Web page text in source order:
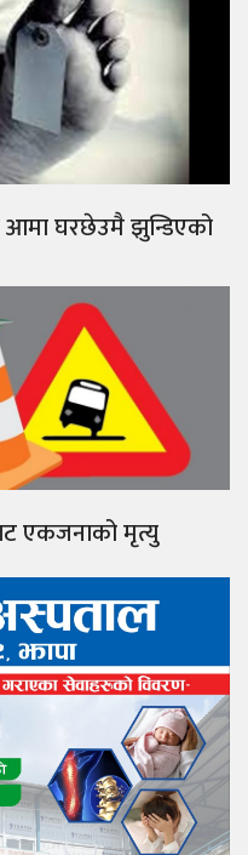
आमा घरछेउमै झुन्डिएको
एकजनाको मृत्यु